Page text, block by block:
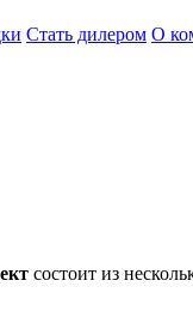
Стать дилером О
состоит из